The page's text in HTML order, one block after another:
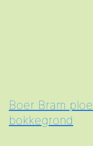
Boer Bram
bokkegrond